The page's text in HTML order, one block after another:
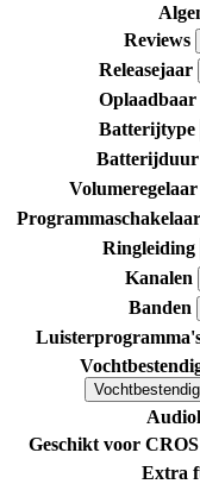
Reviews
Releasejaar
Oplaadbaar
Batterijtype
Batterijduur
Volumeregelaar
Programmaschakelaar
Ringleiding
Kanalen
Banden
Geschikt voor CROS
Extra